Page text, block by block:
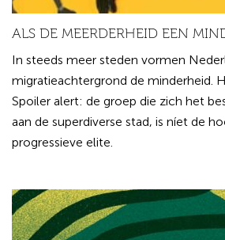
ALS DE MEERDERHEID EEN
In steeds meer steden vormen
migratieachtergrond de minderheid.
Spoiler alert: de groep die zich het
aan de superdiverse stad, is níet de
progressieve elite.